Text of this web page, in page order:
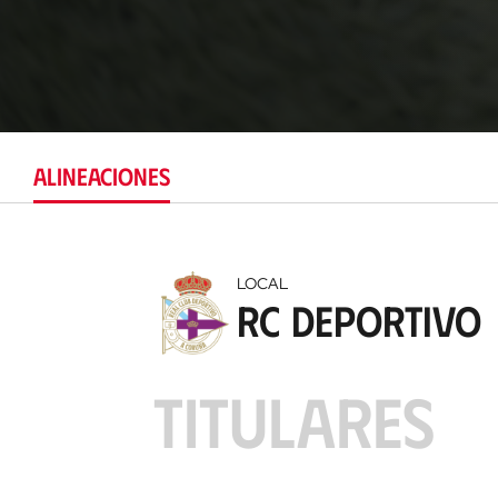
ALINEACIONES
LOCAL
RC Deportivo
TITULARES